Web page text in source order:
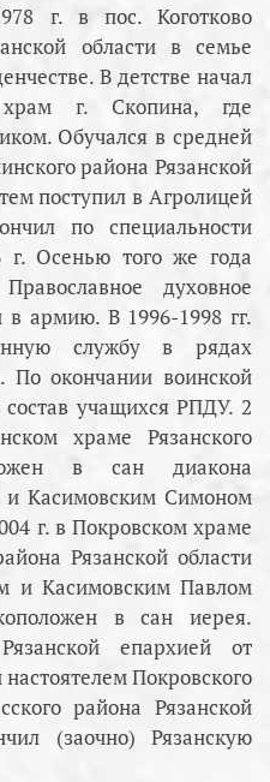
г. в пос. Коготково
области в семье
В детстве начал
храм г. Скопина, где
Обучался в средней
района Рязанской
поступил в Агролицей
по специальности
г. Осенью того же года
духовное
армию. В 1996-1998 гг.
службу в рядах
По окончании воинской
учащихся РПДУ. 2
храме Рязанского
в сан диакона
и Касимовским Симоном
г. в Покровском храме
Рязанской области
и Касимовским Павлом
в сан иерея.
епархией от
Покровского
района Рязанской
(заочно) Рязанскую